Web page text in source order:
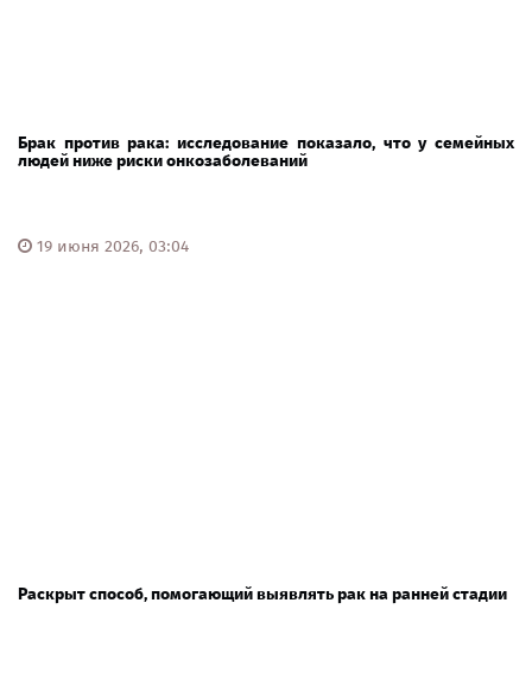
Брак против рака: исследование показало, что у семейных
людей ниже риски онкозаболеваний
19 июня 2026, 03:04
Раскрыт способ, помогающий выявлять рак на ранней стадии